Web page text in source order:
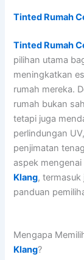
Tinted Rumah
Tinted Rumah
pilihan utama
meningkatkan
rumah mereka.
rumah bukan
tetapi juga
perlindungan
penjimatan
aspek mengenai
Klang,
panduan
Mengapa
Klang?